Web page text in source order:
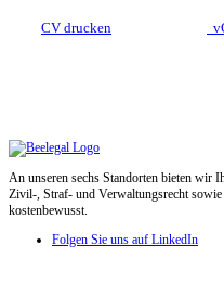
CV drucken
An unseren sechs Standorten bieten wir
Zivil-, Straf- und Verwaltungsrecht
kostenbewusst.
Folgen Sie uns auf LinkedIn